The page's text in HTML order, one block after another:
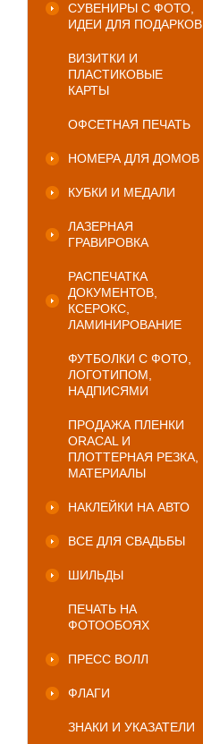
СУВЕНИРЫ С ФОТО,
ИДЕИ ДЛЯ ПОДАРКОВ
ВИЗИТКИ И
ПЛАСТИКОВЫЕ
КАРТЫ
ОФСЕТНАЯ ПЕЧАТЬ
НОМЕРА ДЛЯ ДОМОВ
КУБКИ И МЕДАЛИ
ЛАЗЕРНАЯ
ГРАВИРОВКА
РАСПЕЧАТКА
ДОКУМЕНТОВ,
КСЕРОКС,
ЛАМИНИРОВАНИЕ
ФУТБОЛКИ С ФОТО,
ЛОГОТИПОМ,
НАДПИСЯМИ
ПРОДАЖА ПЛЕНКИ
ORACAL И
ПЛОТТЕРНАЯ РЕЗКА,
МАТЕРИАЛЫ
НАКЛЕЙКИ НА АВТО
ВСЕ ДЛЯ СВАДЬБЫ
ШИЛЬДЫ
ПЕЧАТЬ НА
ФОТООБОЯХ
ПРЕСС ВОЛЛ
ФЛАГИ
ЗНАКИ И УКАЗАТЕЛИ